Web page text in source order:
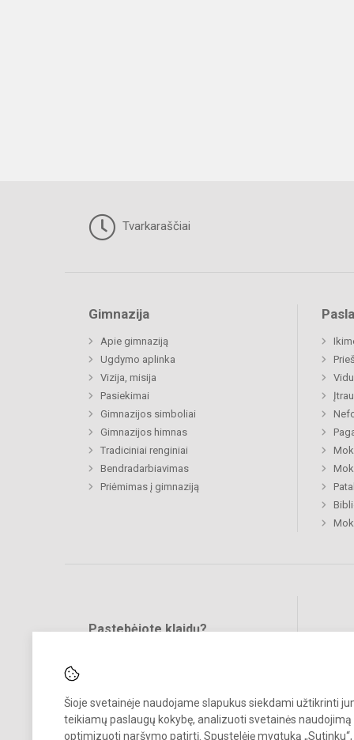
Šioje svetainėje naudojame slapukus siekdami užtikrinti
teikiamų paslaugų kokybę, analizuoti svetainės naudojimą
optimizuoti naršymo patirtį. Spustelėję mygtuką „Sutinku“,
Tvarkaraščiai
Gimnazija
Apie gimnaziją
Ugdymo aplinka
Vizija, misija
Pasiekimai
Gimnazijos simboliai
Gimnazijos himnas
Tradiciniai renginiai
Bendradarbiavimas
Priėmimas į gimnaziją
Pastebėjote klaidų?